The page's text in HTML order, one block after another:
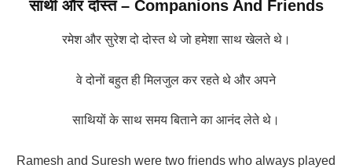
साथी और दोस्त – Companions And Friends
रमेश और सुरेश दो दोस्त थे जो हमेशा साथ खेलते थे।
वे दोनों बहुत ही मिलजुल कर रहते थे और अपने
साथियों के साथ समय बिताने का आनंद लेते थे।
Ramesh and Suresh were two friends who always played